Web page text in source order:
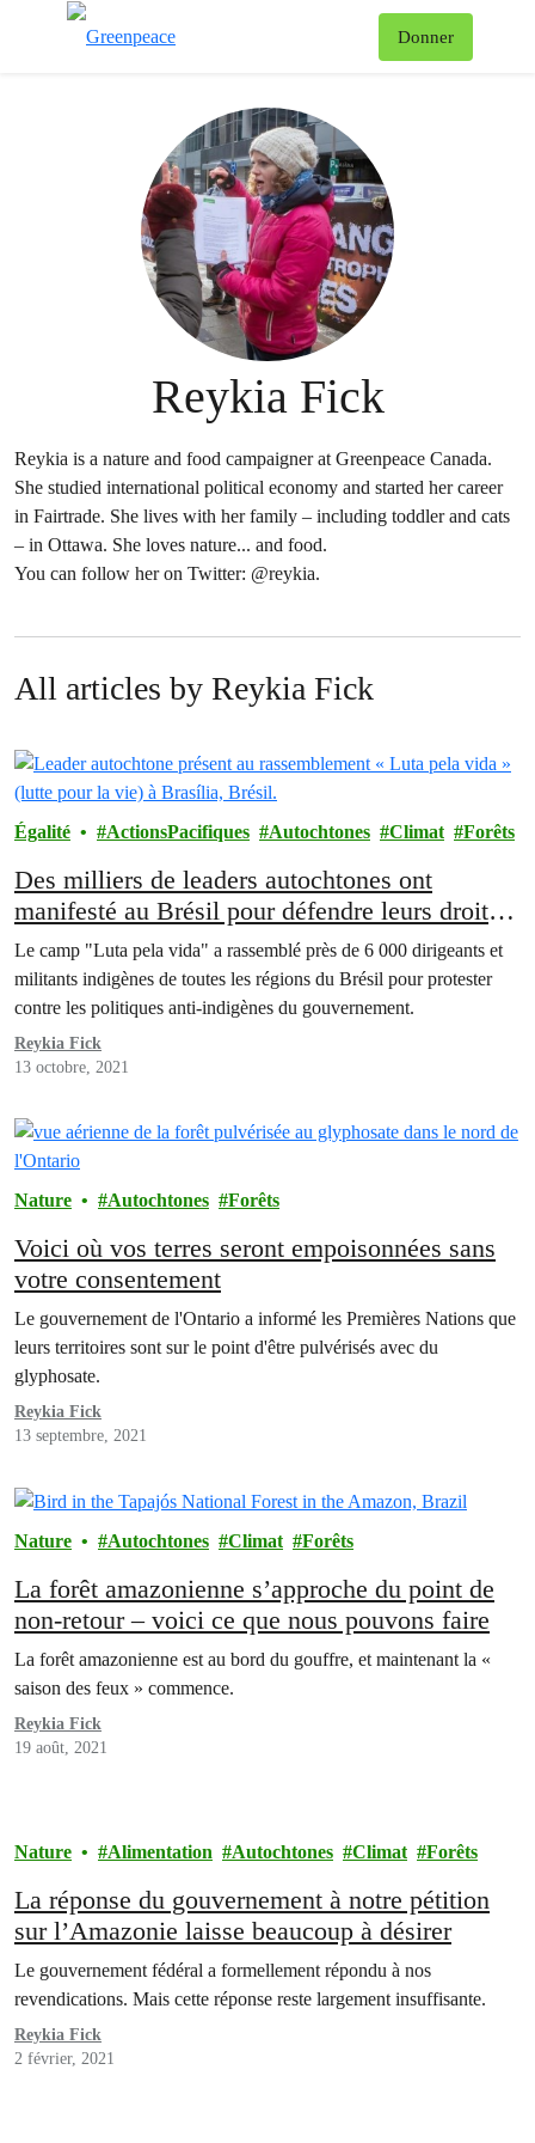
Donner
Reykia Fick
Reykia is a nature and food campaigner at Greenpeace Canada.
She studied international political economy and started her career
in Fairtrade. She lives with her family – including toddler and cats
– in Ottawa. She loves nature... and food.
You can follow her on Twitter: @reykia.
All articles by Reykia Fick
Égalité ActionsPacifiques Autochtones Climat Forêts
Des milliers de leaders autochtones ont
manifesté au Brésil pour défendre leurs droits
et l’Amazonie : pourquoi c’est toujours
important et ce que vous pouvez faire
Le camp "Luta pela vida" a rassemblé près de 6 000 dirigeants et
militants indigènes de toutes les régions du Brésil pour protester
contre les politiques anti-indigènes du gouvernement.
Reykia Fick
13 octobre, 2021
Nature Autochtones Forêts
Voici où vos terres seront empoisonnées sans
votre consentement
Le gouvernement de l'Ontario a informé les Premières Nations que
leurs territoires sont sur le point d'être pulvérisés avec du
glyphosate.
Reykia Fick
13 septembre, 2021
Nature Autochtones Climat Forêts
La forêt amazonienne s’approche du point de
non-retour – voici ce que nous pouvons faire
La forêt amazonienne est au bord du gouffre, et maintenant la «
saison des feux » commence.
Reykia Fick
19 août, 2021
Nature Alimentation Autochtones Climat Forêts
La réponse du gouvernement à notre pétition
sur l’Amazonie laisse beaucoup à désirer
Le gouvernement fédéral a formellement répondu à nos
revendications. Mais cette réponse reste largement insuffisante.
Reykia Fick
2 février, 2021